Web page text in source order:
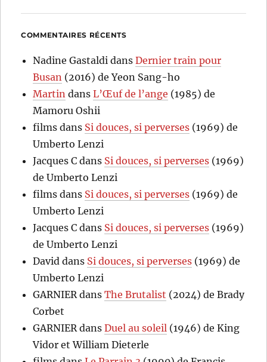
COMMENTAIRES RÉCENTS
Nadine Gastaldi dansDernier train pour
Busan (2016) de Yeon Sang-ho
Martin dansL’Œuf de l’ange (1985) de
Mamoru Oshii
films dans Si douces, si perverses (1969) de
Umberto Lenzi
Jacques C dans Si douces, si perverses (1969)
de Umberto Lenzi
films dans Si douces, si perverses (1969) de
Umberto Lenzi
Jacques C dans Si douces, si perverses (1969)
de Umberto Lenzi
David dans Si douces, si perverses (1969) de
Umberto Lenzi
GARNIERdansThe Brutalist (2024) de Brady
Corbet
GARNIERdansDuel au soleil (1946) de King
Vidor et William Dieterle